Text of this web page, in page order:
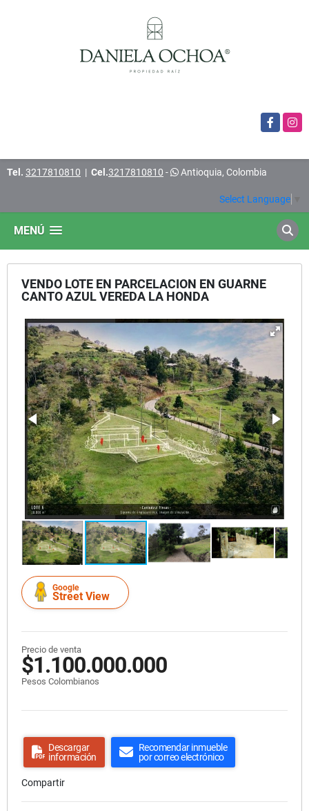
Facebook
Tel. 3217810810 | Cel.3217810810 - Antioquia, Colombia
Select Language
MENÚ
VENDO LOTE EN PARCELACION EN GUARNE
CANTO AZUL VEREDA LA HONDA
Google
Street View
Precio de venta
$1.100.000.000
Pesos Colombianos
Descargar
información
Recomendar inmueble
por correo electrónico
Compartir